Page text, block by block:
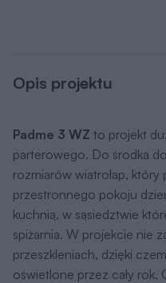
Opis projektu
Padme 3 WZ to projekt
parterowego. Do środka
rozmiarów wiatrołap,
przestronnego pokoju
kuchnią, w sąsiedztwie
spiżarnia. W projekcie nie
przeszkleniach, dzięki
oświetlone przez cały rok.